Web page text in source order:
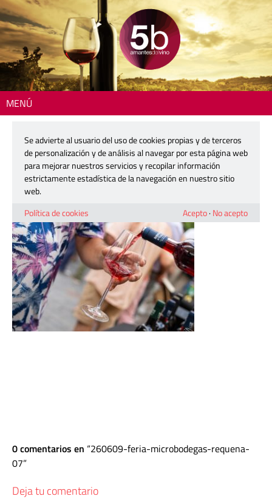
MENÚ
260609-feria-microbodegas-
requena-07
9 junio, 2026
0 comentarios en 260609-feria-microbodegas-requena-
07
Deja tu comentario
Se advierte al usuario del uso de cookies propias y de terceros
de personalización y de análisis al navegar por esta página web
para mejorar nuestros servicios y recopilar información
estrictamente estadística de la navegación en nuestro sitio
web.
Política de cookies
Acepto· No acepto